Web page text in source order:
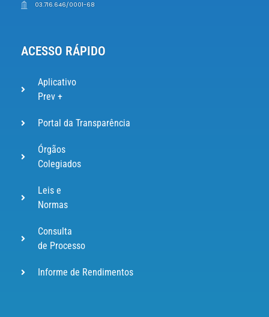
03.716.646/0001-68
ACESSO RÁPIDO
Aplicativo
Prev +
Portal da Transparência
Órgãos
Colegiados
Leis e
Normas
Consulta
de Processo
Informe de Rendimentos